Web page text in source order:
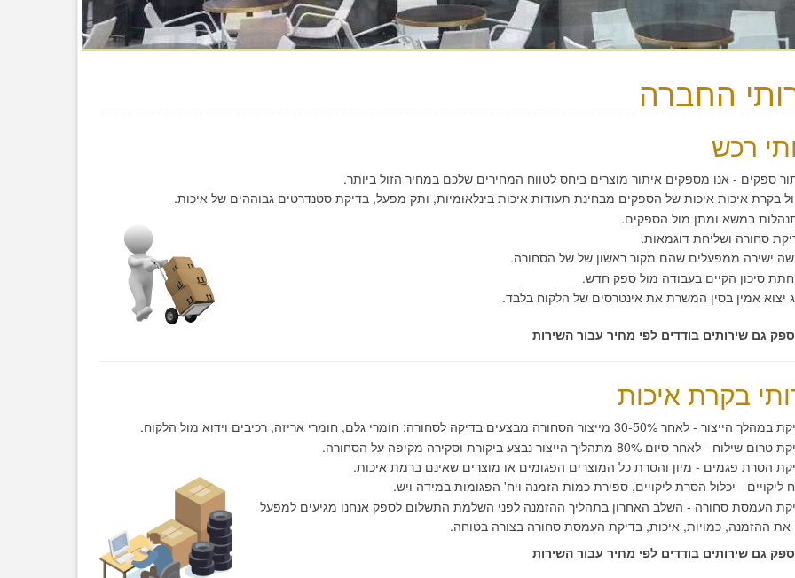
החברה
רכש
ספקים - אנו מספקים איתור מוצרים ביחס לטווח המחירים שלכם במחיר הזול ביותר.
בקרת איכות איכות של הספקים מבחינת תעודות איכות בינלאומיות, ותק מפעל, בדיקת סטנדרטים גבוההים של איכות.
במשא ומתן מול הספקים.
סחורה ושליחת דוגמאות.
ישירה ממפעלים שהם מקור ראשון של של הסחורה.
סיכון הקיים בעבודה מול ספק חדש.
יצוא אמין בסין המשרת את אינטרסים של הלקוח בלבד.
גם שירותים בודדים לפי מחיר עבור השירות
בקרת איכות
- לאחר 30-50% מייצור הסחורה מבצעים בדיקה לסחורה: חומרי גלם, חומרי אריזה, רכיבים וידוא מול הלקוח.
שילוח - לאחר סיום 80% מתהליך הייצור נבצע ביקורת וסקירה מקיפה על הסחורה.
הסרת פגמים - מיון והסרת כל המוצרים הפגומים או מוצרים שאינם ברמת איכות.
ליקויים - יכלול הסרת ליקויים, ספירת כמות הזמנה ויח' הפגומות במידה ויש.
העמסת סחורה - השלב האחרון בתהליך ההזמנה לפני השלמת התשלום לספק אנחנו מגיעים למפעל
את ההזמנה, כמויות, איכות, בדיקת העמסת סחורה בצורה בטוחה.
גם שירותים בודדים לפי מחיר עבור השירות